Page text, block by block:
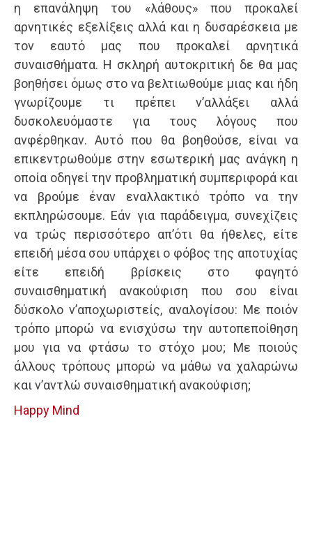
η επανάληψη του «λάθους» που προκαλεί
αρνητικές εξελίξεις αλλά και η δυσαρέσκεια με
τον εαυτό μας που προκαλεί αρνητικά
συναισθήματα. Η σκληρή αυτοκριτική δε θα μας
βοηθήσει όμως στο να βελτιωθούμε μιας και ήδη
γνωρίζουμε τι πρέπει ν’αλλάξει αλλά
δυσκολευόμαστε για τους λόγους που
ανφέρθηκαν. Αυτό που θα βοηθούσε, είναι να
επικεντρωθούμε στην εσωτερική μας ανάγκη η
οποία οδηγεί την προβληματική συμπεριφορά και
να βρούμε έναν εναλλακτικό τρόπο να την
εκπληρώσουμε. Εάν για παράδειγμα, συνεχίζεις
να τρώς περισσότερο απ’ότι θα ήθελες, είτε
επειδή μέσα σου υπάρχει ο φόβος της αποτυχίας
είτε επειδή βρίσκεις στο φαγητό
συναισθηματική ανακούφιση που σου είναι
δύσκολο ν’αποχωριστείς, αναλογίσου: Με ποιόν
τρόπο μπορώ να ενισχύσω την αυτοπεποίθηση
μου για να φτάσω το στόχο μου; Με ποιούς
άλλους τρόπους μπορώ να μάθω να χαλαρώνω
και ν’αντλώ συναισθηματική ανακούφιση;
Happy Mind